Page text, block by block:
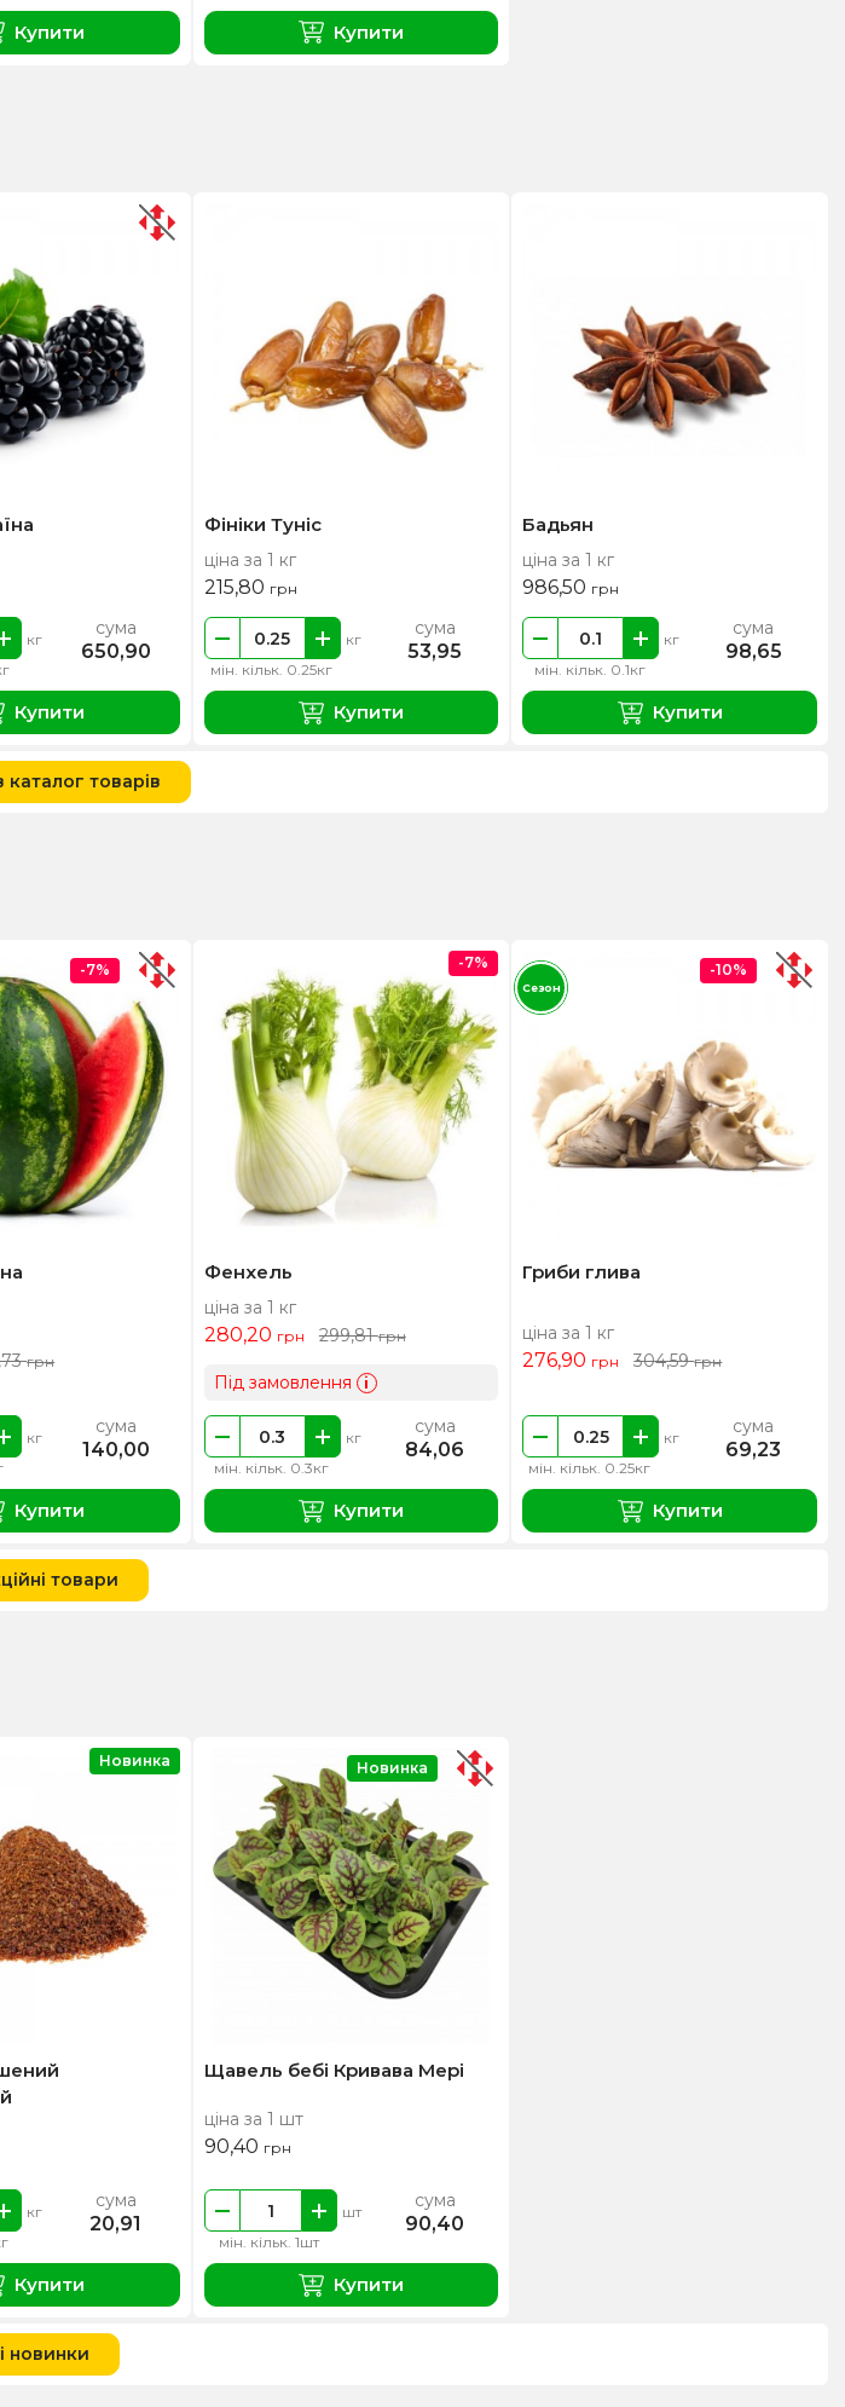
Купити Купити
кг сума
650,90
Купити
Фініки Туніс
ціна за 1 кг
215,80 грн
мін. кільк. 0.25кг
кг сума
53,95
Купити
Бадьян
ціна за 1 кг
986,50 грн
мін. кільк. 0.1кг
кг сума
98,65
Купити
товарів
грн
кг сума
140,00
Купити
-7%
Фенхель
ціна за 1 кг
280,20 грн 299,81грн
Під замовлення i
мін. кільк. 0.3кг
кг сума
84,06
Купити
-7%
Гриби глива
ціна за 1 кг
276,90 грн 304,59грн
мін. кільк. 0.25кг
кг сума
69,23
Купити
-10%
Сезон
товари
кг сума
20,91
Купити
Новинка
Щавель бебі Кривава Мері
ціна за 1 шт
90,40 грн
мін. кільк. 1шт
шт сума
90,40
Купити
Новинка
новинки